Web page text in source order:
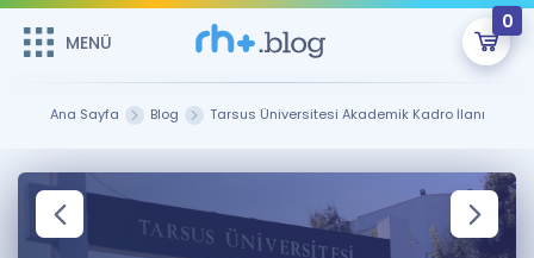
MENÜ
0
Sepetin Şu An Boş.
Remzi Hoca ile seni sınava hazırlayacak onlarca eğitim seni
bekliyor!
MENÜ
Çalışma Paketleri
Ana Sayfa Blog Tarsus Üniversitesi Akademik Kadro İlanı